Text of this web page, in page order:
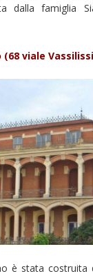
dalla famiglia
(68 viale
è stata costruita